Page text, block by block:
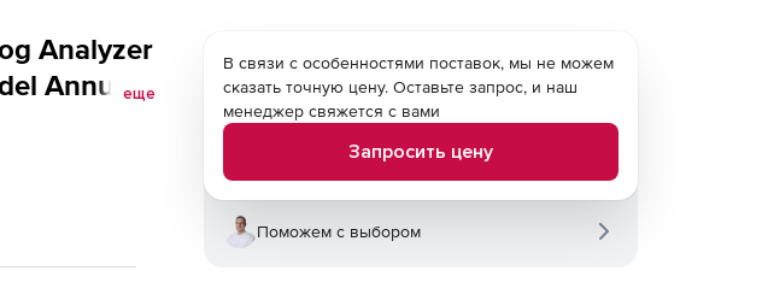
Analyzer
Annual),
еще
В связи с особенностями поставок, мы не можем
сказать точную цену. Оставьте запрос, и наш
менеджер свяжется с вами
Запросить цену
Поможем с выбором